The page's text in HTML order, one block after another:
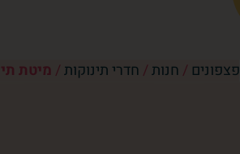
פצפונים / חנות/ חדרי תינוקות/ מיטת